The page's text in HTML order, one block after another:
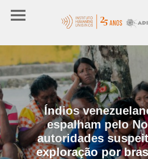
Índios
espalham pelo
autoridades
exploração por